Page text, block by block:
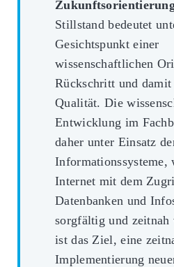
Stillstand bedeutet
Gesichtspunkt einer
wissenschaftlichen
Rückschritt und damit
Qualität. Die
Entwicklung im
daher unter Einsatz
Informationssysteme,
Internet mit dem
Datenbanken und
sorgfältig und
ist das Ziel, eine
Implementierung